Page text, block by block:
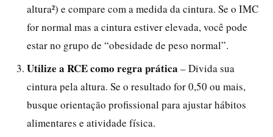
altura²) e compare com a medida da cintura. Se o IMC
for normal mas a cintura estiver elevada, você pode
estar no grupo de “obesidade de peso normal”.
Utilize a RCE como regra prática – Divida sua
cintura pela altura. Se o resultado for 0,50 ou mais,
busque orientação profissional para ajustar hábitos
alimentares e atividade física.